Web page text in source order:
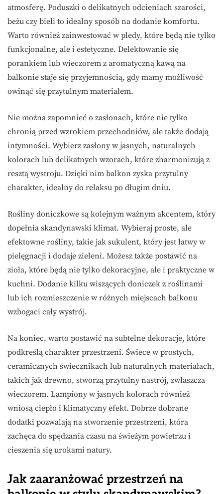
atmosferę. Poduszki o delikatnych odcieniach szarości,
beżu czy bieli to idealny sposób na dodanie komfortu.
Warto również zainwestować w pledy, które będą nie tylko
funkcjonalne, ale i estetyczne. Delektowanie się
porankiem lub wieczorem z aromatyczną kawą na
balkonie staje się przyjemnością, gdy mamy możliwość
owinąć się przytulnym materiałem.
Nie można zapomnieć o zasłonach, które nie tylko
chronią przed wzrokiem przechodniów, ale także dodają
intymności. Wybierz zasłony w jasnych, naturalnych
kolorach lub delikatnych wzorach, które zharmonizują z
resztą wystroju. Dzięki nim balkon zyska przytulny
charakter, idealny do relaksu po długim dniu.
Rośliny doniczkowe są kolejnym ważnym akcentem, który
dopełnia skandynawski klimat. Wybieraj proste, ale
efektowne rośliny, takie jak sukulent, który jest łatwy w
pielęgnacji i dodaje zieleni. Możesz także postawić na
zioła, które będą nie tylko dekoracyjne, ale i praktyczne w
kuchni. Dodanie kilku wiszących doniczek z roślinami
lub ich rozmieszczenie w różnych miejscach balkonu
wzbogaci cały wystrój.
Na koniec, warto postawić na subtelne dekoracje, które
podkreślą charakter przestrzeni. Świece w prostych,
ceramicznych świecznikach lub naturalnych materiałach,
takich jak drewno, stworzą przytulny nastrój, zwłaszcza
wieczorem. Lampiony w jasnych kolorach również
wniosą ciepło i klimatyczny efekt. Dobrze dobrane
dodatki pozwalają na stworzenie przestrzeni, która
zachęca do spędzania czasu na świeżym powietrzu i
cieszenia się urokami natury.
Jak zaaranżować przestrzeń na